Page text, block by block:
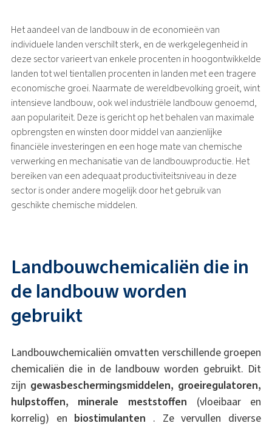
Het aandeel van de landbouw in de economieën van
individuele landen verschilt sterk, en de werkgelegenheid in
deze sector varieert van enkele procenten in hoogontwikkelde
landen tot wel tientallen procenten in landen met een tragere
economische groei. Naarmate de wereldbevolking groeit, wint
intensieve landbouw, ook wel industriële landbouw genoemd,
aan populariteit. Deze is gericht op het behalen van maximale
opbrengsten en winsten door middel van aanzienlijke
financiële investeringen en een hoge mate van chemische
verwerking en mechanisatie van de landbouwproductie. Het
bereiken van een adequaat productiviteitsniveau in deze
sector is onder andere mogelijk door het gebruik van
geschikte chemische middelen.
Landbouwchemicaliën die in
de landbouw worden
gebruikt
Landbouwchemicaliën omvatten verschillende groepen
chemicaliën die in de landbouw worden gebruikt. Dit
zijn gewasbeschermingsmiddelen, groeiregulatoren,
hulpstoffen, minerale meststoffen (vloeibaar en
korrelig) en biostimulanten . Ze vervullen diverse